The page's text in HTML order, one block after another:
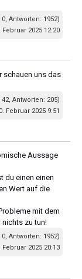
Antworten: 1952)
2025 12:20
schauen uns das
Antworten: 205)
Februar 2025 9:51
Aussage
du einen einen
Wert auf die
mit dem
nichts zu tun!
Antworten: 1952)
2025 20:13